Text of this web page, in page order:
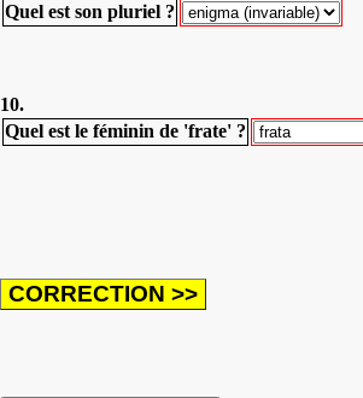
Quel est son pluriel ?
10.
Quel est le féminin de 'frate' ?